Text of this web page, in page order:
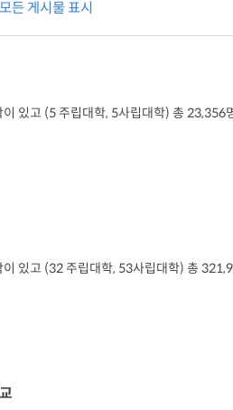
모든 게시물 표시
있고 (5 주립대학, 5사립대학) 총 23,356
있고 (32 주립대학, 53사립대학) 총